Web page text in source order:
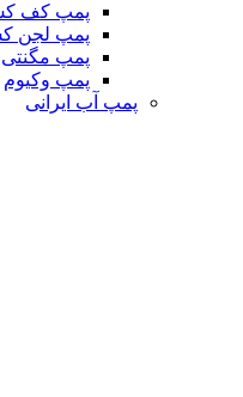
پمپ کف
پمپ لجن
پمپ مگنتی
پمپ وکیوم
پمپ آب ایرانی